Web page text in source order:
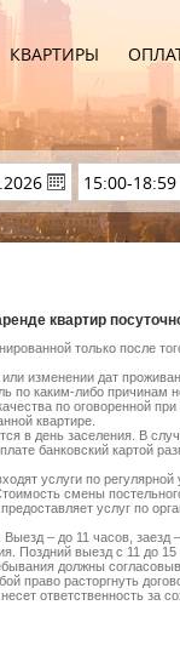
КВАРТИРЫ
квартир
только после
изменении дат
по каким-либо причинам
по оговоренной
квартире.
в день заселения. В
банковский картой
услуги по
смены
услуг по
– до 11 часов,
Поздний выезд с 11 до
должны
право расторгнуть
ответственность за